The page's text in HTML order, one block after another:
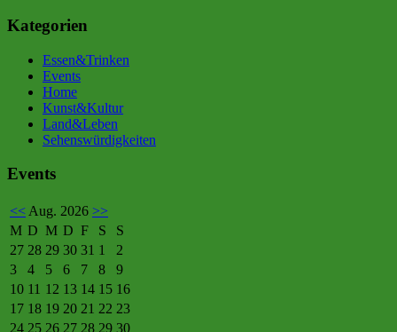
Kategorien
Essen&Trinken
Events
Home
Kunst&Kultur
Land&Leben
Sehenswürdigkeiten
Events
<< Aug. 2026 >>
M D M D F S
S
27 28 29 30 31 1
2
3
4 5 6 7 8
9
10 11 12 13 14 15 16
17 18 19 20 21 22 23
24 25 26 27 28 29 30